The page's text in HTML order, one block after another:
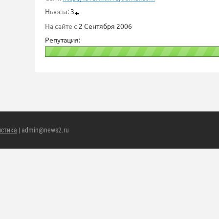
Ньюсы: 3
На сайте с 2 Сентября 2006
Репутация:
| admin@news2.ru